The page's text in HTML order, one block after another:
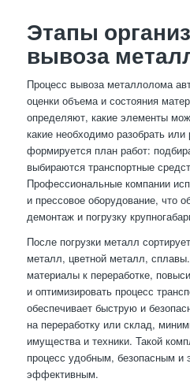
Этапы
вывоза
Процесс вывоза металлолома
оценки объема и состояния
определяют, какие элементы
какие необходимо разобрать или
формируется план работ:
выбираются транспортные
Профессиональные компании
и прессовое оборудование, что
демонтаж и погрузку
После погрузки металл
металл, цветной металл,
материалы к переработке,
и оптимизировать процесс
обеспечивает быструю и
на переработку или склад,
имущества и техники. Такой
процесс удобным, безопасным и
эффективным.